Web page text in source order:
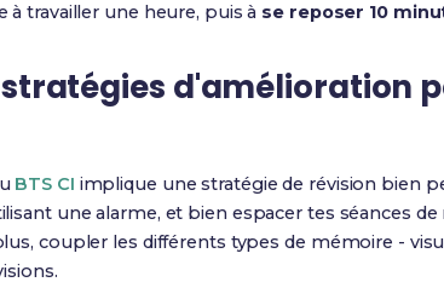
travailler une heure, puis à se reposer 10
d'amélioration
BTS CI implique une stratégie de révision bien
une alarme, et bien espacer tes séances
coupler les différents types de mémoire -